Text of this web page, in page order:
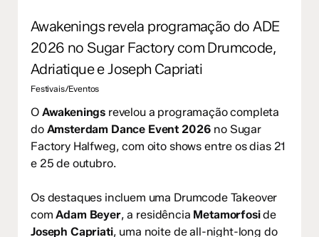
Awakenings revela programação do ADE
2026 no Sugar Factory com Drumcode,
Adriatique e Joseph Capriati
Festivais/Eventos
O Awakenings revelou a programação completa
do Amsterdam Dance Event 2026 no Sugar
Factory Halfweg, com oito shows entre os dias 21
e 25 de outubro.
Os destaques incluem uma Drumcode Takeover
comAdam Beyer, a residência Metamorfoside
Joseph Capriati, uma noite de all-night-long do